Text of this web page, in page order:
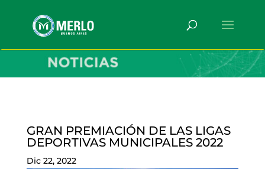
GRAN PREMIACIÓN DE LAS LIGAS
DEPORTIVAS MUNICIPALES 2022
Dic 22, 2022